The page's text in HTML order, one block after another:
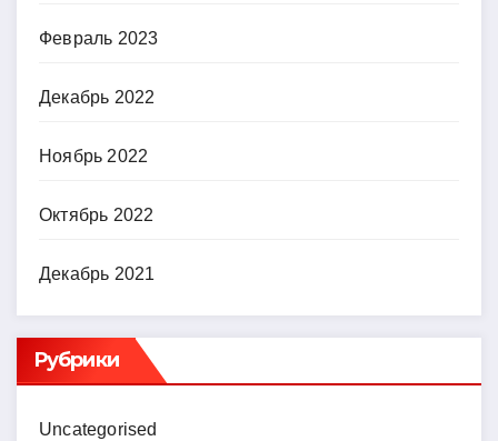
Февраль 2023
Декабрь 2022
Ноябрь 2022
Октябрь 2022
Декабрь 2021
Рубрики
Uncategorised